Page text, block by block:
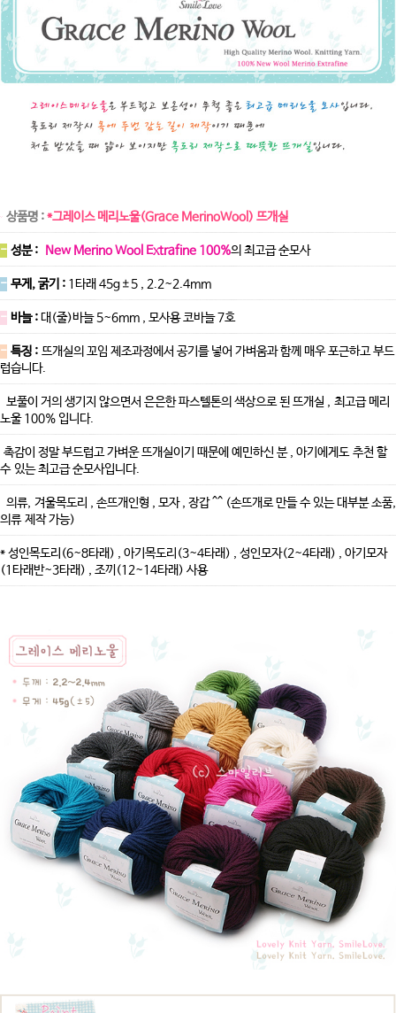
상품명 :*그레이스 메리노울(Grace MerinoWool) 뜨개실
- 성분 : New Merino Wool Extrafine 100%의 최고급 순모사
- 무게, 굵기 : 1타래 45g±5 , 2.2~2.4mm
- 바늘 :대(줄)바늘 5~6mm , 모사용 코바늘 7호
- 특징 : 뜨개실의 꼬임 제조과정에서 공기를 넣어 가벼움과 함께 매우 포근하고 부드
럽습니다.
보풀이 거의 생기지 않으면서 은은한파스텔톤의 색상으로 된 뜨개실 , 최고급 메리
노울 100% 입니다.
촉감이 정말 부드럽고 가벼운 뜨개실이기 때문에 예민하신 분 , 아기에게도 추천 할
수 있는 최고급 순모사입니다.
의류, 겨울목도리 , 손뜨개인형 , 모자 , 장갑 ^^ (손뜨개로 만들 수 있는 대부분 소품,
의류 제작 가능)
* 성인목도리(6~8타래) , 아기목도리(3~4타래) , 성인모자(2~4타래) , 아기모자
(1타래반~3타래) , 조끼(12~14타래) 사용